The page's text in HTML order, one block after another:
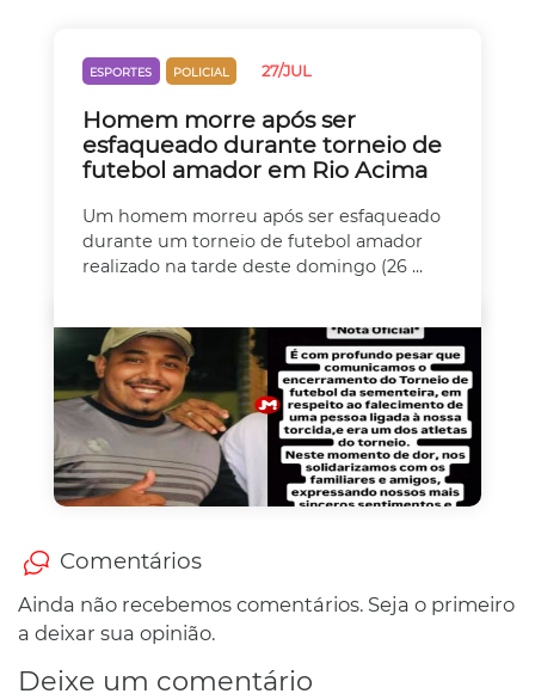
ESPORTES POLICIAL 27/JUL
Homem morre após ser
esfaqueado durante torneio de
futebol amador em Rio Acima
Um homem morreu após ser esfaqueado
durante um torneio de futebol amador
realizado na tarde deste domingo (26 ...
Comentários
Ainda não recebemos comentários. Seja o primeiro
a deixar sua opinião.
Deixe um comentário